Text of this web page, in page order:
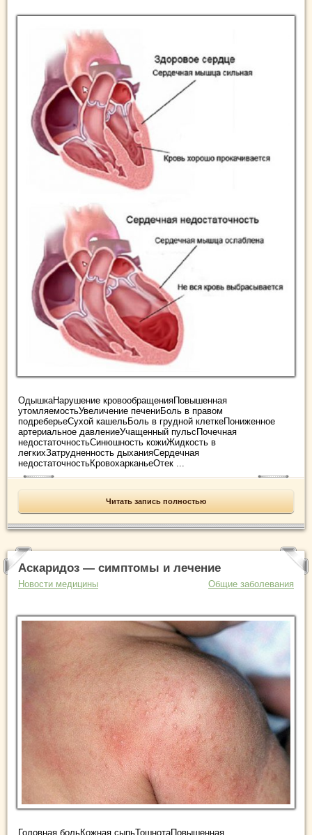
ОдышкаНарушение кровообращенияПовышенная
утомляемостьУвеличение печениБоль в правом
подреберьеСухой кашельБоль в грудной клеткеПониженное
артериальное давлениеУчащенный пульсПочечная
недостаточностьСинюшность кожиЖидкость в
легкихЗатрудненность дыханияСердечная
недостаточностьКровохарканьеОтек ...
Читать запись полностью
Аскаридоз — симптомы и лечение
Новости медицины Общие заболевания
Головная больКожная сыпьТошнотаПовышенная